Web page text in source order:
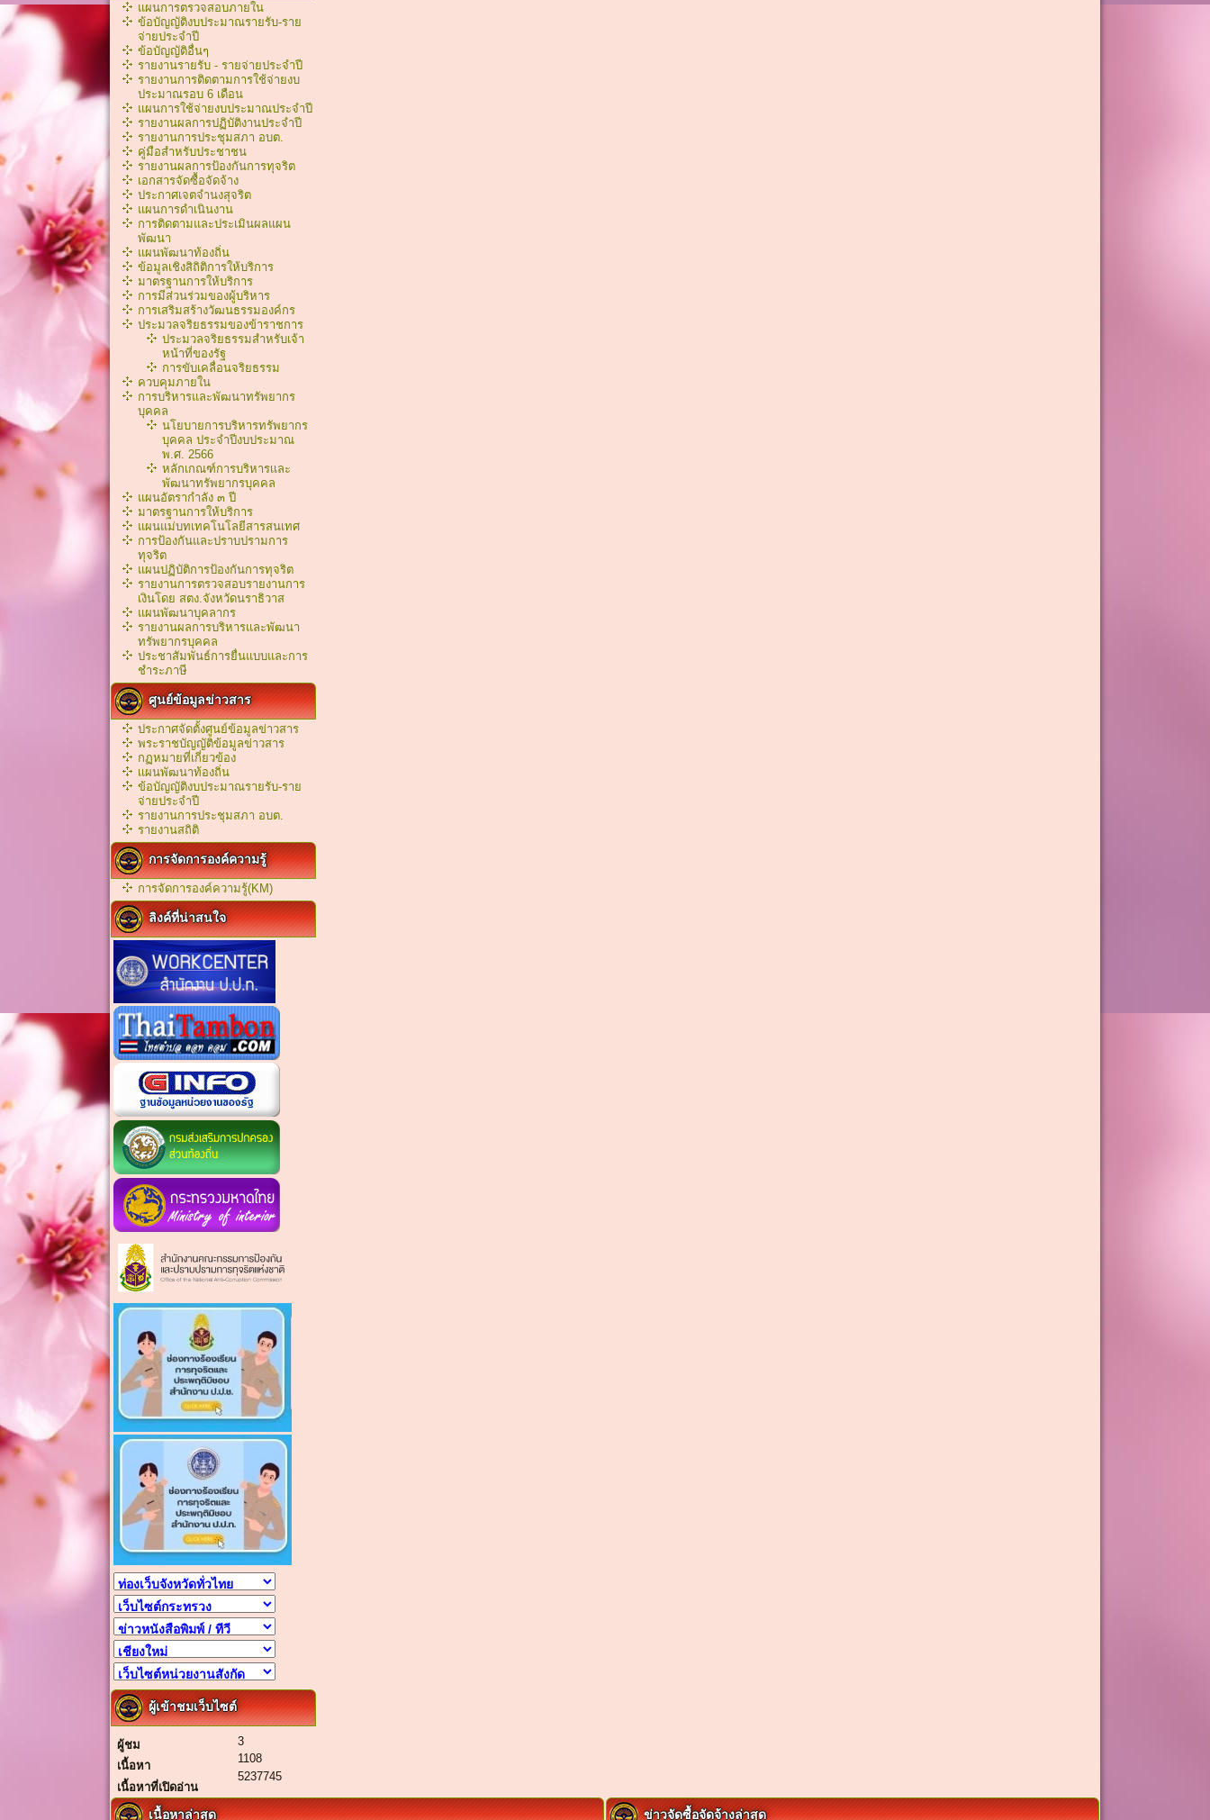
แผนการตรวจสอบภายใน
ข้อบัญญัติงบประมาณรายรับ-ราย
จ่ายประจำปี
ข้อบัญญัติอื่นๆ
รายงานรายรับ - รายจ่ายประจำปี
รายงานการติดตามการใช้จ่ายงบ
ประมาณรอบ 6 เดือน
แผนการใช้จ่ายงบประมาณประจำปี
รายงานผลการปฏิบัติงานประจำปี
รายงานการประชุมสภา อบต.
คู่มือสำหรับประชาชน
รายงานผลการป้องกันการทุจริต
เอกสารจัดซื้อจัดจ้าง
ประกาศเจตจำนงสุจริต
แผนการดำเนินงาน
การติดตามและประเมินผลแผน
พัฒนา
แผนพัฒนาท้องถิ่น
ข้อมูลเชิงสิถิติการให้บริการ
มาตรฐานการให้บริการ
การมีส่วนร่วมของผู้บริหาร
การเสริมสร้างวัฒนธรรมองค์กร
ประมวลจริยธรรมของข้าราชการ
ประมวลจริยธรรมสำหรับเจ้า
หน้าที่ของรัฐ
การขับเคลื่อนจริยธรรม
ควบคุมภายใน
การบริหารและพัฒนาทรัพยากร
บุคคล
นโยบายการบริหารทรัพยากร
บุคคล ประจำปีงบประมาณ
พ.ศ. 2566
หลักเกณฑ์การบริหารเเละ
พัฒนาทรัพยากรบุคคล
แผนอัตรากำลัง ๓ ปี
มาตรฐานการให้บริการ
แผนแม่บทเทคโนโลยีสารสนเทศ
การป้องกันและปราบปรามการ
ทุจริต
แผนปฏิบัติการป้องกันการทุจริต
รายงานการตรวจสอบรายงานการ
เงินโดย สตง.จังหวัดนราธิวาส
แผนพัฒนาบุคลากร
รายงานผลการบริหารและพัฒนา
ทรัพยากรบุคคล
ประชาสัมพันธ์การยื่นแบบและการ
ชำระภาษี
ศูนย์ข้อมูลข่าวสาร
ประกาศจัดตั้งศูนย์ข้อมูลข่าวสาร
พระราชบัญญัติข้อมูลข่าวสาร
กฏหมายที่เกี่ยวข้อง
เเผนพัฒนาท้องถิ่น
ข้อบัญญัติงบประมาณรายรับ-ราย
จ่ายประจำปี
รายงานการประชุมสภา อบต.
รายงานสถิติ
การจัดการองค์ความรู้
การจัดการองค์ความรู้(KM)
ลิงค์ที่น่าสนใจ
ผู้เข้าชมเว็บไซต์
ผู้ชม
3
เนื้อหา
1108
เนื้อหาที่เปิดอ่าน
5237745
เนื้อหาล่าสุด ข่าวจัดซื้อจัดจ้างล่าสุด